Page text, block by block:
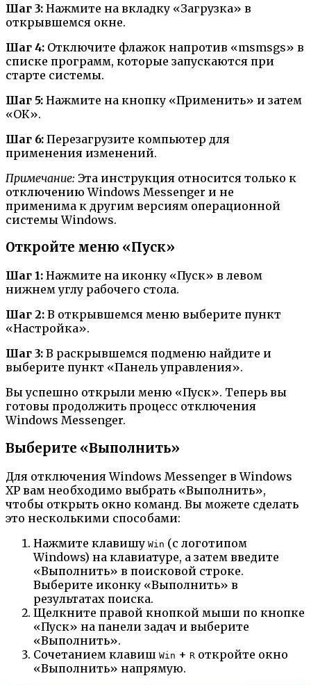
Шаг 3: Нажмите на вкладку «Загрузка» в
открывшемся окне.
Шаг 4: Отключите флажок напротив «msmsgs» в
списке программ, которые запускаются при
старте системы.
Шаг 5: Нажмите на кнопку «Применить» и затем
«ОК».
Шаг 6: Перезагрузите компьютер для
применения изменений.
Примечание: Эта инструкция относится только к
отключению Windows Messenger и не
применима к другим версиям операционной
системы Windows.
Откройте меню «Пуск»
Шаг 1: Нажмите на иконку «Пуск» в левом
нижнем углу рабочего стола.
Шаг 2: В открывшемся меню выберите пункт
«Настройка».
Шаг 3: В раскрывшемся подменю найдите и
выберите пункт «Панель управления».
Вы успешно открыли меню «Пуск». Теперь вы
готовы продолжить процесс отключения
Windows Messenger.
Выберите «Выполнить»
Для отключения Windows Messenger в Windows
XP вам необходимо выбрать «Выполнить»,
чтобы открыть окно команд. Вы можете сделать
это несколькими способами:
Нажмите клавишу Win (с логотипом
Windows) на клавиатуре, а затем введите
«Выполнить» в поисковой строке.
Выберите иконку «Выполнить» в
результатах поиска.
Щелкните правой кнопкой мыши по кнопке
«Пуск» на панели задач и выберите
«Выполнить».
Сочетанием клавиш Win + R откройте окно
«Выполнить» напрямую.